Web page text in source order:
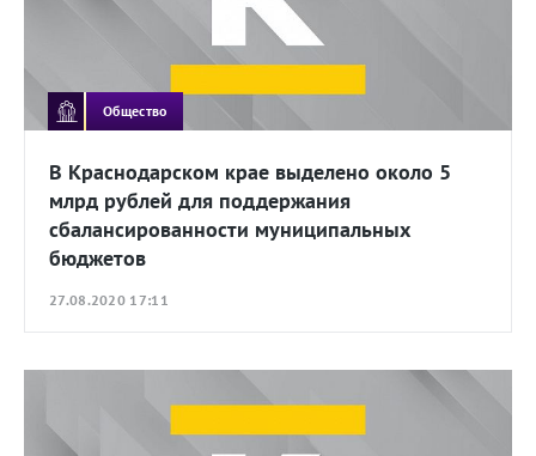
Общество
В Краснодарском крае выделено около 5
млрд рублей для поддержания
сбалансированности муниципальных
бюджетов
27.08.2020 17:11